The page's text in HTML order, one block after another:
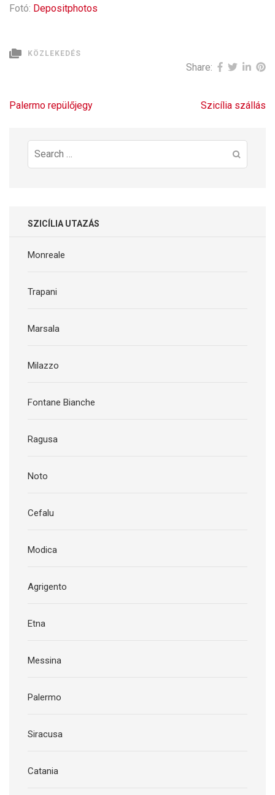
Fotó: Depositphotos
KÖZLEKEDÉS
Share:
Bejegyzés
Palermo repülőjegy Szicília szállás
Search
for:
SZICÍLIA UTAZÁS
Monreale
Trapani
Marsala
Milazzo
Fontane Bianche
Ragusa
Noto
Cefalu
Modica
Agrigento
Etna
Messina
Palermo
Siracusa
Catania